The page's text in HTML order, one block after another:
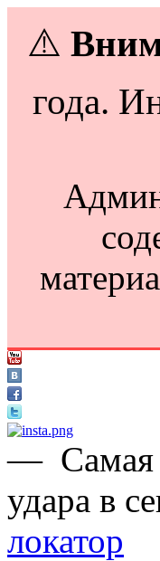
⚠️
года.
— Самая
удара в
локатор